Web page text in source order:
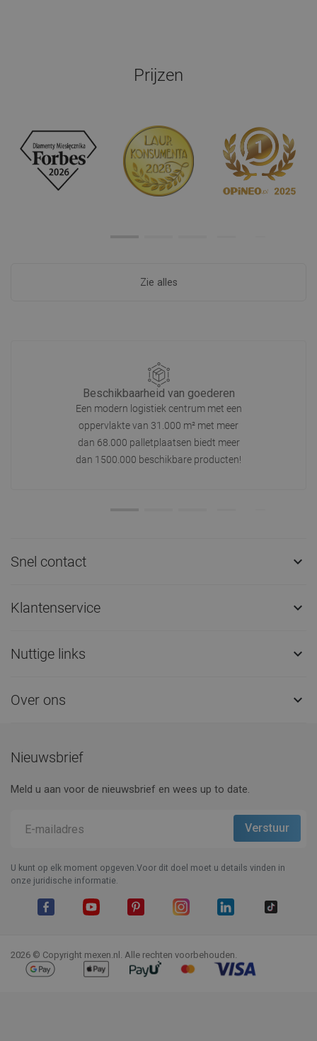
Prijzen
Zie alles
Beschikbaarheid van goederen
Een modern logistiek centrum met een
oppervlakte van 31.000 m² met meer
dan 68.000 palletplaatsen biedt meer
dan 1500.000 beschikbare producten!
Snel contact 
Klantenservice 
Nuttige links 
Over ons 
Nieuwsbrief
Meld u aan voor de nieuwsbrief en wees up to date.
U kunt op elk moment opgeven.Voor dit doel moet u details vinden in
onze juridische informatie.
2026 © Copyright mexen.nl. Alle rechten voorbehouden.